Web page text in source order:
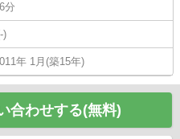
分
)
年 1月(築15年)
合わせする(無料)